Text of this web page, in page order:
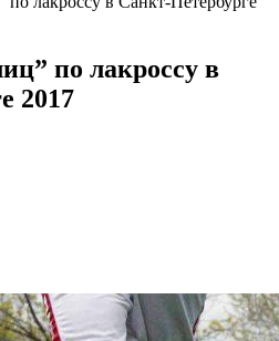
по лакроссу в
2017